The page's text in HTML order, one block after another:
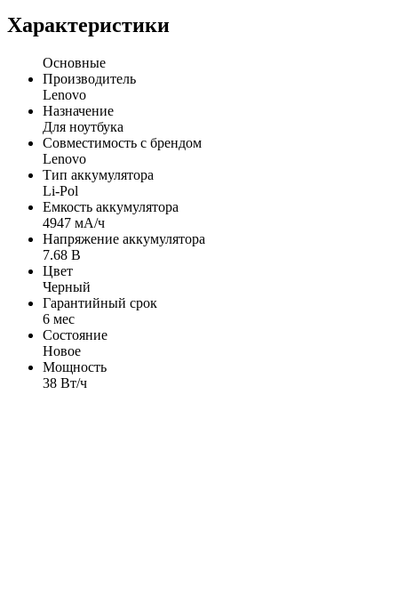
Характеристики
Основные
Производитель
Lenovo
Назначение
Для ноутбука
Совместимость с брендом
Lenovo
Тип аккумулятора
Li-Pol
Емкость аккумулятора
4947 мА/ч
Напряжение аккумулятора
7.68 В
Цвет
Черный
Гарантийный срок
6 мес
Состояние
Новое
Мощность
38 Вт/ч